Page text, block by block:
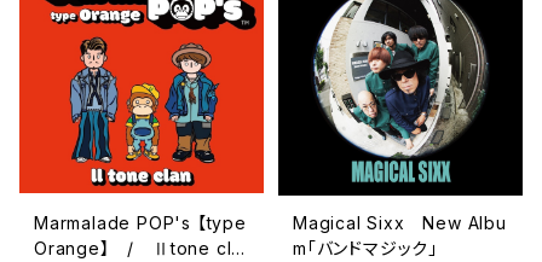
Marmalade POP's 【type
Orange】 / Ⅱtone cla
Magical Sixx New Albu
m「バンドマジック」